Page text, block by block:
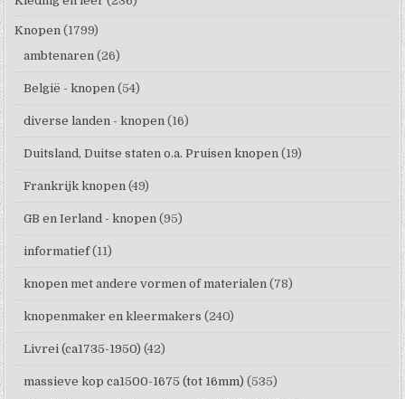
Knopen (1799)
ambtenaren (26)
België - knopen (54)
diverse landen - knopen (16)
Duitsland, Duitse staten o.a. Pruisen knopen (19)
Frankrijk knopen (49)
GB en Ierland - knopen (95)
informatief (11)
knopen met andere vormen of materialen (78)
knopenmaker en kleermakers (240)
Livrei (ca1735-1950) (42)
massieve kop ca1500-1675 (tot 16mm) (535)